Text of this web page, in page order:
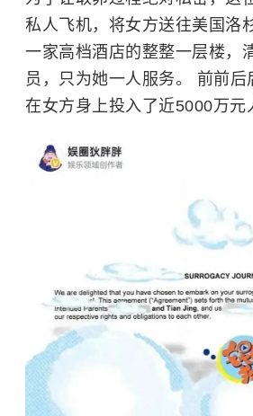
私人飞机，将女方送往美国洛
一家高档酒店的整整一层楼，
员，只为她一人服务。 前前后
在女方身上投入了近5000万元